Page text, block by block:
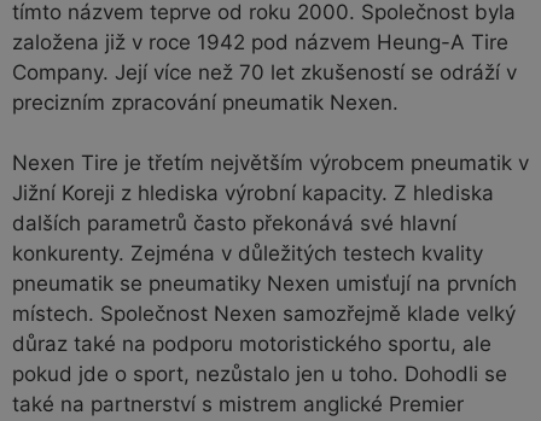
tímto názvem teprve od roku 2000. Společnost byla
založena již v roce 1942 pod názvem Heung-A Tire
Company. Její více než 70 let zkušeností se odráží v
precizním zpracování pneumatik Nexen.
Nexen Tire je třetím největším výrobcem pneumatik v
Jižní Koreji z hlediska výrobní kapacity. Z hlediska
dalších parametrů často překonává své hlavní
konkurenty. Zejména v důležitých testech kvality
pneumatik se pneumatiky Nexen umisťují na prvních
místech. Společnost Nexen samozřejmě klade velký
důraz také na podporu motoristického sportu, ale
pokud jde o sport, nezůstalo jen u toho. Dohodli se
také na partnerství s mistrem anglické Premier